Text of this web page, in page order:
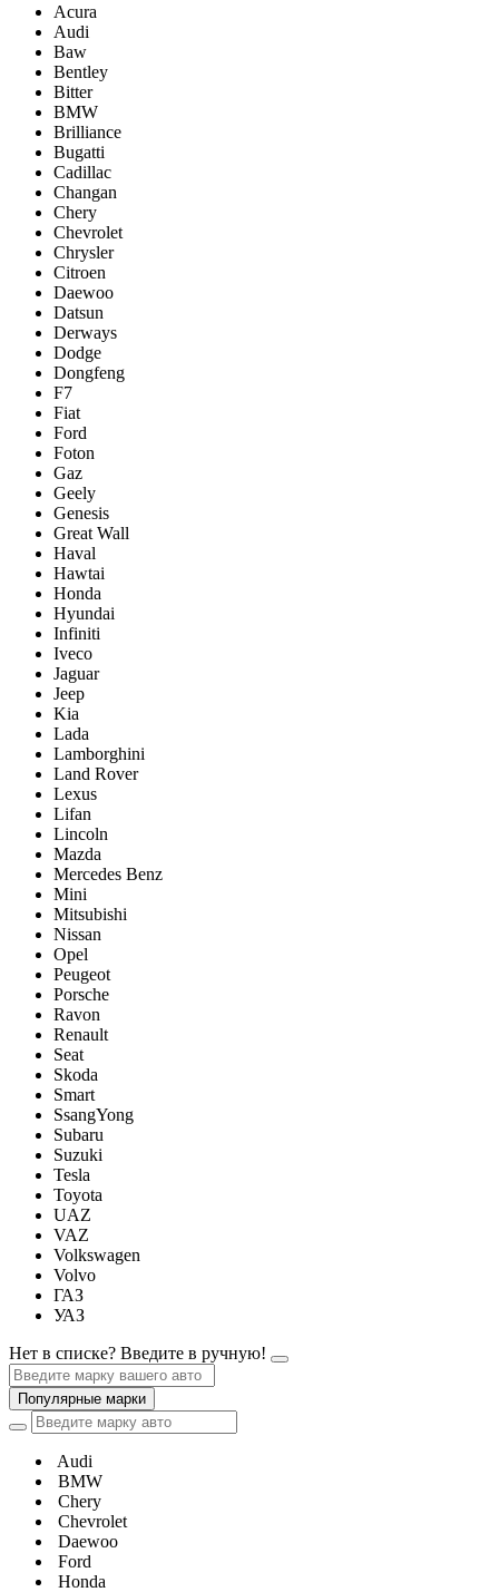
Acura
Audi
Baw
Bentley
Bitter
BMW
Brilliance
Bugatti
Cadillac
Changan
Chery
Chevrolet
Chrysler
Citroen
Daewoo
Datsun
Derways
Dodge
Dongfeng
F7
Fiat
Ford
Foton
Gaz
Geely
Genesis
Great Wall
Haval
Hawtai
Honda
Hyundai
Infiniti
Iveco
Jaguar
Jeep
Kia
Lada
Lamborghini
Land Rover
Lexus
Lifan
Lincoln
Mazda
Mercedes Benz
Mini
Mitsubishi
Nissan
Opel
Peugeot
Porsche
Ravon
Renault
Seat
Skoda
Smart
SsangYong
Subaru
Suzuki
Tesla
Toyota
UAZ
VAZ
Volkswagen
Volvo
ГАЗ
УАЗ
Нет в списке? Введите в ручную!
Популярные марки
Audi
BMW
Chery
Chevrolet
Daewoo
Ford
Honda